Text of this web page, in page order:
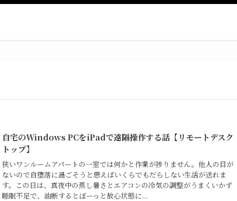
自宅のWindows PCをiPadで遠隔操作する話【リモートデスク
トップ】
狭いワンルームアパートの一室では何かと作業が捗りません。他人の目が
ないので自堕落に過ごそうと思えばいくらでもだらしない生活が送れま
す。この日は、真夜中の蒸し暑さとエアコンの冷気の調整がうまくいかず
睡眠不足で、油断するとぼーっと放心状態に...